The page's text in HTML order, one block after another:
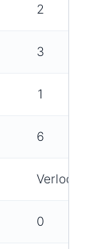
2
3
1
6
Verloor
0